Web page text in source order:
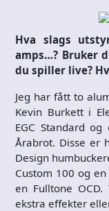
Hva slags
amps…? Bruker
du spiller live?
Jeg har fått to
Kevin Burkett i
EGC Standard
Årabrot. Disse er
Design
Custom 100 og
en Fulltone
ekstra effekter